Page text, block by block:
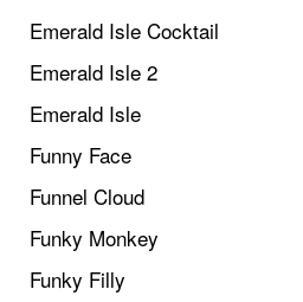
Emerald Isle Cocktail
Emerald Isle 2
Emerald Isle
Funny Face
Funnel Cloud
Funky Monkey
Funky Filly